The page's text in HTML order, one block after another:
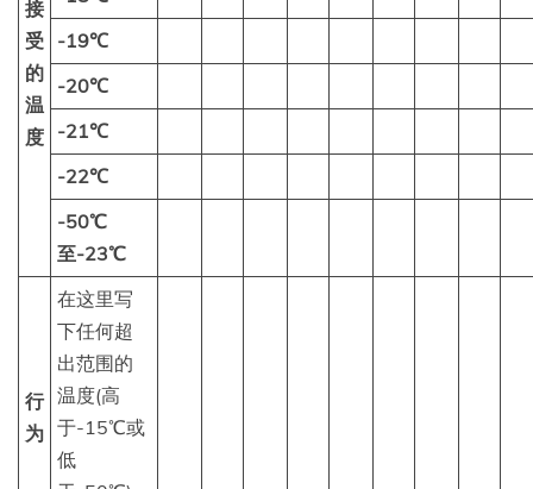
接
受
的
温
度
-19℃
-20℃
-21℃
-22℃
-50℃
至-23℃
行
为
在这里写
下任何超
出范围的
温度(高
于-15℃或
低